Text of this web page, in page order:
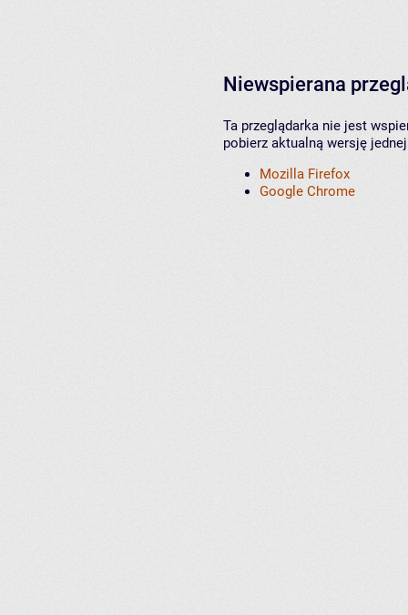
Niewspierana
Ta przeglądarka nie jest
pobierz aktualną wersję
Mozilla Firefox
Google Chrome